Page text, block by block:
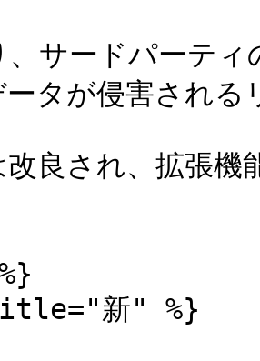
、サードパーテ
ータが侵害され
改良され、拡張
新" %}